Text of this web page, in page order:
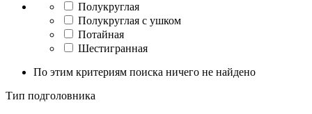
Полукруглая
Полукруглая с ушком
Потайная
Шестигранная
По этим критериям поиска ничего не найдено
Тип подголовника